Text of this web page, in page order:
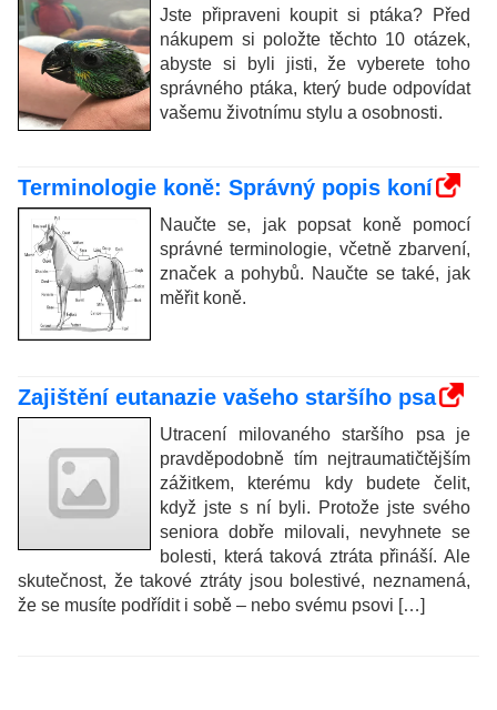
Jste připraveni koupit si ptáka? Před
nákupem si položte těchto 10 otázek,
abyste si byli jisti, že vyberete toho
správného ptáka, který bude odpovídat
vašemu životnímu stylu a osobnosti.
Terminologie koně: Správný popis koní
Naučte se, jak popsat koně pomocí
správné terminologie, včetně zbarvení,
značek a pohybů. Naučte se také, jak
měřit koně.
Zajištění eutanazie vašeho staršího psa
Utracení milovaného staršího psa je
pravděpodobně tím nejtraumatičtějším
zážitkem, kterému kdy budete čelit,
když jste s ní byli. Protože jste svého
seniora dobře milovali, nevyhnete se
bolesti, která taková ztráta přináší. Ale
skutečnost, že takové ztráty jsou bolestivé, neznamená,
že se musíte podřídit i sobě – nebo svému psovi […]